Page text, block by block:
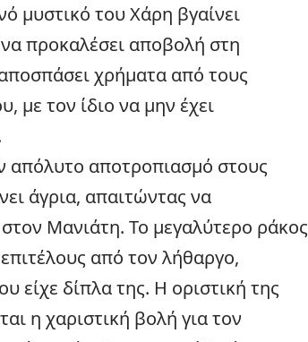
μυστικό του Χάρη βγαίνει
προκαλέσει αποβολή στη
χρήματα από τους
με τον ίδιο να μην έχει
απόλυτο αποτροπιασμό στους
άγρια, απαιτώντας να
Μανιάτη. Το μεγαλύτερο ράκος
από τον λήθαργο,
είχε δίπλα της. Η οριστική της
η χαριστική βολή για τον